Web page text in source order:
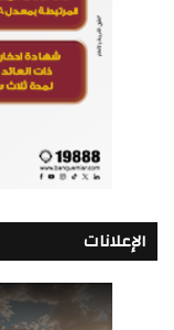
الإعلانات